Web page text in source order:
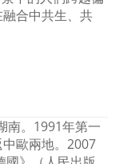
合中共生、共
南。1991年第一
歐兩地。2007